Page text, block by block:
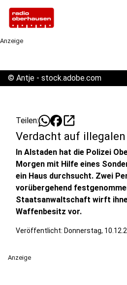
Anzeige
© Antje - stock.adobe.com
Teilen: open_in_new
Verdacht auf
In Alstaden hat die Polizei
Morgen mit Hilfe eines
ein Haus durchsucht. Zwei
vorübergehend
Staatsanwaltschaft wirft
Waffenbesitz vor.
Veröffentlicht: Donnerstag,
Anzeige